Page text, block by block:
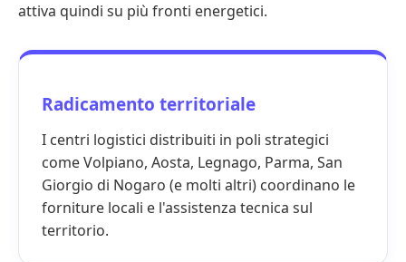
attiva quindi su più fronti energetici.
Radicamento territoriale
I centri logistici distribuiti in poli strategici
come Volpiano, Aosta, Legnago, Parma, San
Giorgio di Nogaro (e molti altri) coordinano le
forniture locali e l'assistenza tecnica sul
territorio.